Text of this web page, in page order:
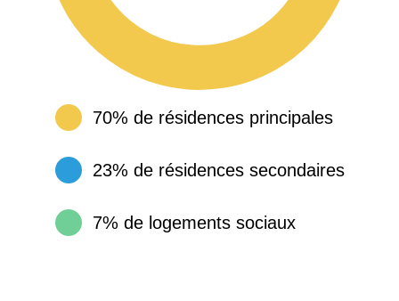
70% de résidences principales
23% de résidences secondaires
7% de logements sociaux